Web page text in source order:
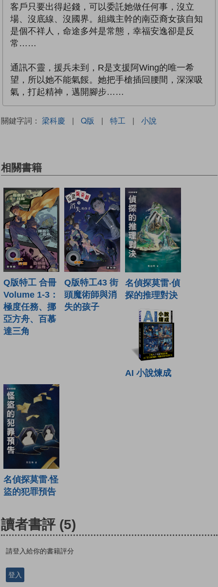
客戶只要出得起錢，可以委託她做任何事，沒立
場、沒底線、沒國界。組織主幹的南亞裔女孩自知
是個不祥人，命途多舛是常態，幸福安逸卻是反
常……
通訊不靈，援兵未到，R是支援阿Wing的唯一希
望，所以她不能氣餒。她把手槍插回腰間，深深吸
氣，打起精神，邁開腳步……
關鍵字詞： 梁科慶 | Q版 | 特工 | 小說
相關書籍
Q版特工 合冊
Volume 1-3：
極度任務、挪
亞方舟、百慕
達三角
Q版特工43 街
頭魔術師與消
失的孩子
名偵探莫雷‧偵
探的推理對決
AI 小說煉成
名偵探莫雷‧怪
盜的犯罪預告
讀者書評 (5)
請登入給你的書籍評分
登入